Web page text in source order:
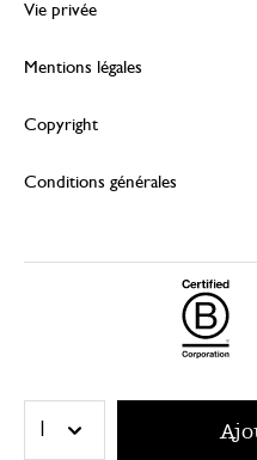
Vie privée
Mentions légales
Copyright
Conditions générales
© 2026 Dille &